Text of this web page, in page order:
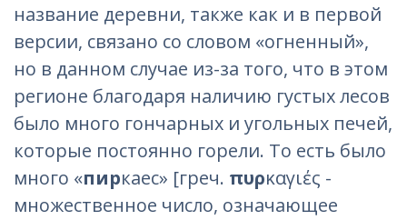
название деревни, также как и в первой
версии, связано со словом «огненный»,
но в данном случае из-за того, что в этом
регионе благодаря наличию густых лесов
было много гончарных и угольных печей,
которые постоянно горели. То есть было
много «пиркаес» [греч. πυρκαγιές -
множественное число, означающее